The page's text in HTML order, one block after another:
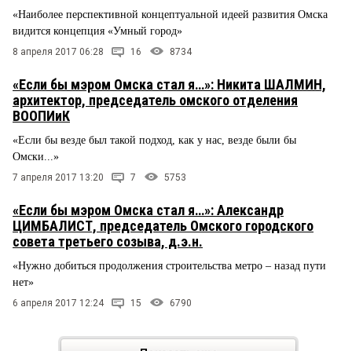
«Наиболее перспективной концептуальной идеей развития Омска
видится концепция «Умный город»
8 апреля 2017 06:28 16 8734
«Если бы мэром Омска стал я…»: Никита ШАЛМИН,
архитектор, председатель омского отделения
ВООПИиК
«Если бы везде был такой подход, как у нас, везде были бы
Омски...»
7 апреля 2017 13:20 7 5753
«Если бы мэром Омска стал я…»: Александр
ЦИМБАЛИСТ, председатель Омского городского
совета третьего созыва, д.э.н.
«Нужно добиться продолжения строительства метро – назад пути
нет»
6 апреля 2017 12:24 15 6790